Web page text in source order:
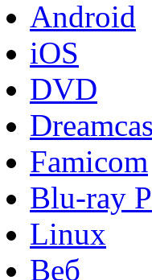
Android
iOS
DVD
Famicom
Blu-ray
Linux
Веб